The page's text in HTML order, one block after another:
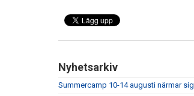
Nyhetsarkiv
Summercamp 10-14 augusti närmar sig